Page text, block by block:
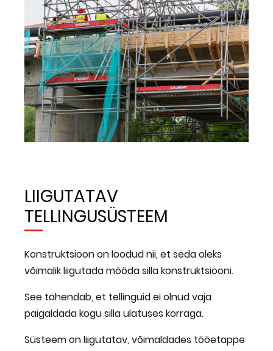
LIIGUTATAV
TELLINGUSÜSTEEM
Konstruktsioon on loodud nii, et seda oleks
võimalik liigutada mööda silla konstruktsiooni.
See tähendab, et tellinguid ei olnud vaja
paigaldada kogu silla ulatuses korraga.
Süsteem on liigutatav, võimaldades tööetappe